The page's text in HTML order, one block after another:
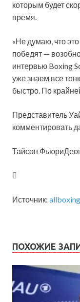
которым будет
время.
«Не думаю, что
победят —
интервью Boxing
уже знаем все
быстро. По
Представитель
комментировать
Тайсон
Источник:
ПОХОЖИЕ